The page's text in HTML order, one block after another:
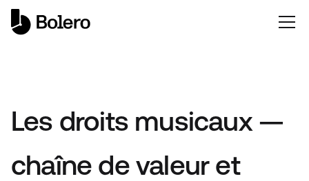
Les droits musicaux —
chaîne de valeur et